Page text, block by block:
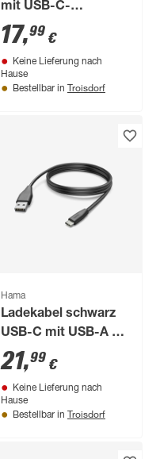
mit USB-C-
Anschluss 12 W
17,99 €
Keine Lieferung nach
Hause
Bestellbar in Troisdorf
Hama
Ladekabel schwarz
USB-C mit USB-A 3
m
21,99 €
Keine Lieferung nach
Hause
Bestellbar in Troisdorf